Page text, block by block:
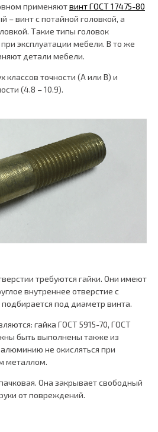
применяютвинт ГОСТ 17475-80
– винт с потайной головкой, а
Такие типы головок
эксплуатации мебели. В то же
детали мебели.
классов точности (А или В) и
(4.8 – 10.9).
требуются гайки. Они имеют
внутреннее отверстие с
под диаметр винта.
гайка ГОСТ 5915-70, ГОСТ
быть выполнены также из
не окисляться при
металлом.
Она закрывает свободный
от повреждений.